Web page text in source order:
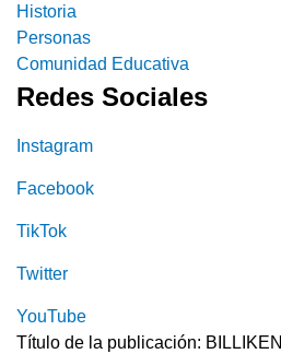
Historia
Personas
Comunidad Educativa
Redes Sociales
Instagram
Facebook
TikTok
Twitter
YouTube
Título de la publicación: BILLIKEN